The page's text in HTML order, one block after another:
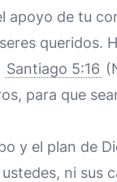
apoyo de tu
queridos.
Santiago 5:16
para que
y el plan de
ni